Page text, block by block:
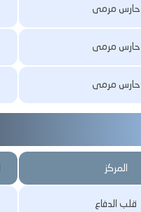
حارس مرمى
حارس مرمى
حارس مرمى
المركز
قلب الدفاع